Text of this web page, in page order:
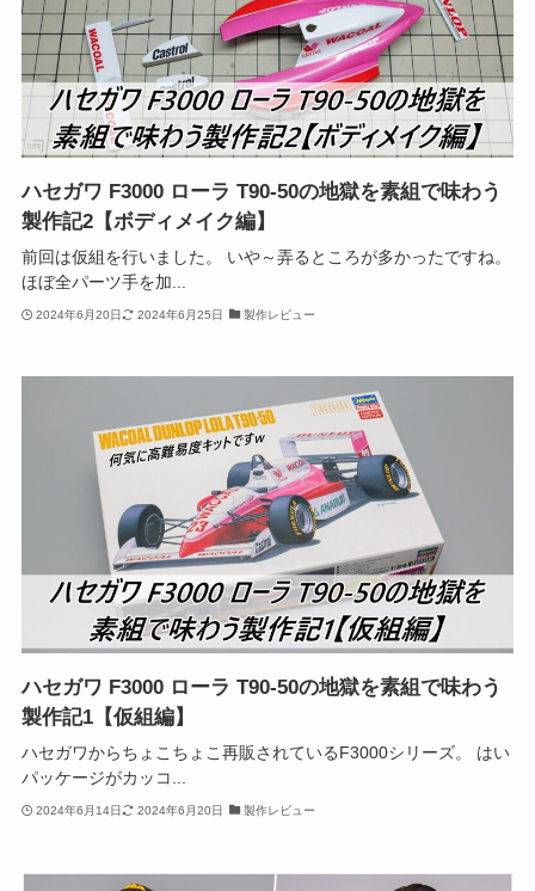
ハセガワ F3000 ローラ T90-50の地獄を素組で味わう
製作記2【ボディメイク編】
前回は仮組を行いました。 いや～弄るところが多かったですね。
ほぼ全パーツ手を加...
2024年6月20日 2024年6月25日 製作レビュー
ハセガワ F3000 ローラ T90-50の地獄を素組で味わう
製作記1【仮組編】
ハセガワからちょこちょこ再販されているF3000シリーズ。 はい
パッケージがカッコ...
2024年6月14日 2024年6月20日 製作レビュー